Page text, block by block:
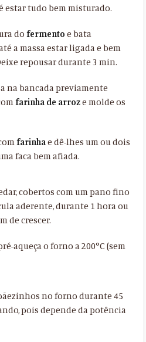
estar tudo bem misturado.
do fermento e bata
a massa estar ligada e bem
repousar durante 3 min.
na bancada previamente
farinha de arroze molde os
farinha e dê-lhes um ou dois
faca bem afiada.
cobertos com um pano fino
aderente, durante 1 hora ou
de crescer.
aqueça o forno a 200°C (sem
no forno durante 45
pois depende da potência